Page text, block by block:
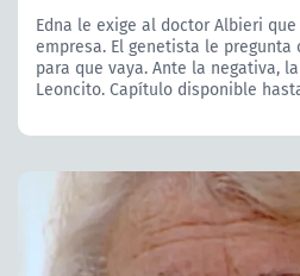
Edna le exige al doctor Albieri
empresa. El genetista le pregunta
para que vaya. Ante la negativa,
Leoncito. Capítulo disponible